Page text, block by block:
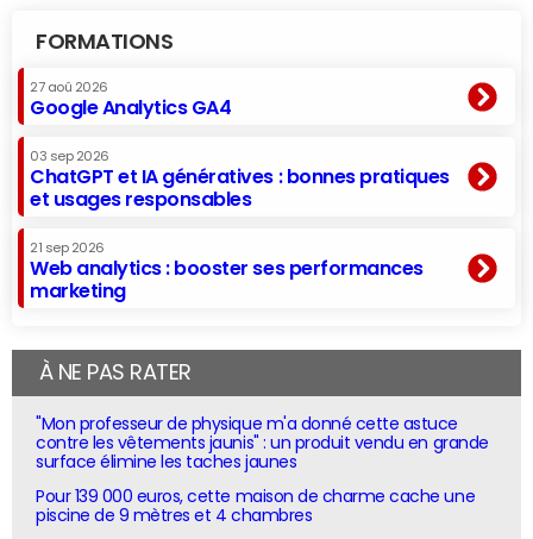
FORMATIONS
27 aoû 2026
Google Analytics GA4
03 sep 2026
ChatGPT et IA génératives : bonnes pratiques
et usages responsables
21 sep 2026
Web analytics : booster ses performances
marketing
À NE PAS RATER
"Mon professeur de physique m'a donné cette astuce
contre les vêtements jaunis" : un produit vendu en grande
surface élimine les taches jaunes
Pour 139 000 euros, cette maison de charme cache une
piscine de 9 mètres et 4 chambres